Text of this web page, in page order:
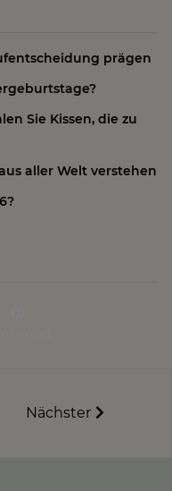
prägen
Sie Kissen, die zu
aller Welt verstehen
Nächster